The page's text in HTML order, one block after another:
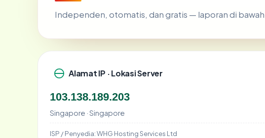
Independen, otomatis, dan gratis — laporan di
Alamat IP · Lokasi Server
103.138.189.203
Singapore · Singapore
ISP / Penyedia:WHG Hosting Services Ltd